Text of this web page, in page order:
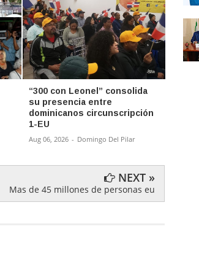
“300 con Leonel” consolida
su presencia entre
dominicanos circunscripción
1-EU
Aug 06, 2026 - Domingo Del Pilar
NEXT »
Mas de 45 millones de personas eu